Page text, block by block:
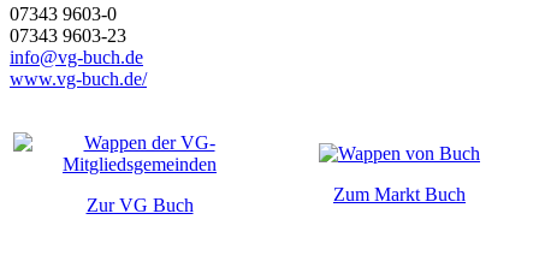
07343 9603-0
07343 9603-23
info@vg-buch.de
www.vg-buch.de/
Zur VG Buch
Zum Markt Buch